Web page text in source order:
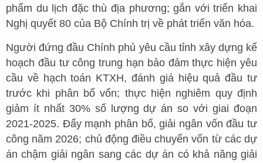
phẩm du lịch đặc thù địa phương; gắn với triển khai
Nghị quyết 80 của Bộ Chính trị về phát triển văn hóa.
Người đứng đầu Chính phủ yêu cầu tỉnh xây dựng kế
hoạch đầu tư công trung hạn bảo đảm thực hiện yêu
cầu về hạch toán KTXH, đánh giá hiệu quả đầu tư
trước khi phân bổ vốn; thực hiện nghiêm quy định
giảm ít nhất 30% số lượng dự án so với giai đoạn
2021-2025. Đẩy mạnh phân bổ, giải ngân vốn đầu tư
công năm 2026; chủ động điều chuyển vốn từ các dự
án chậm giải ngân sang các dự án có khả năng giải